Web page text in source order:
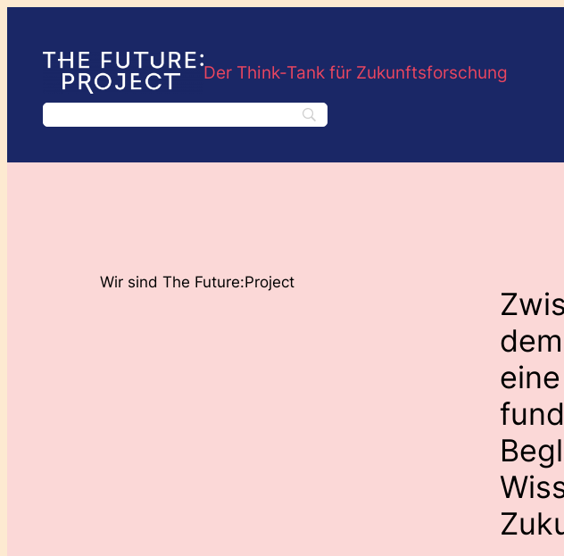
Der Think-Tank für Zukunftsforschung
Wir sind The Future:Project